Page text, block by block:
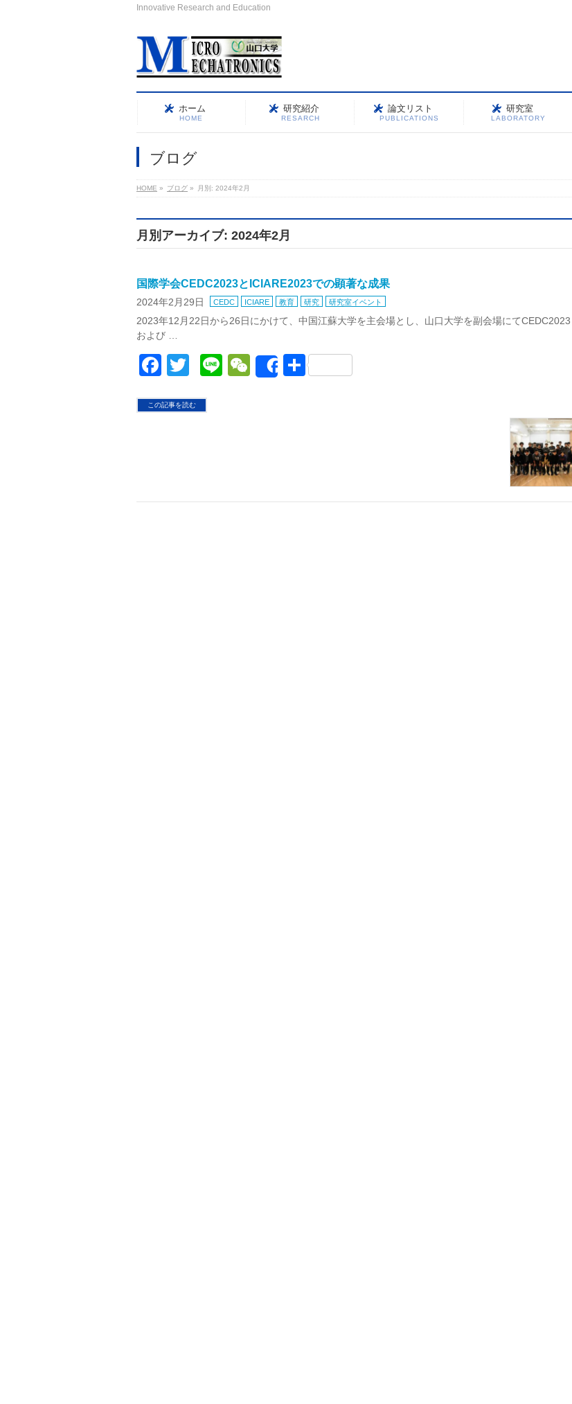
Innovative Research and Education
ホーム
HOME
研究紹介
RESARCH
論文リスト
PUBLICATIONS
研究室
LABORATORY
ブログ
HOME » ブログ » 月別: 2024年2月
月別アーカイブ: 2024年2月
国際学会CEDC2023とICIARE2023での顕著な成果
2024年2月29日 CEDC ICIARE 教育 研究 研究室イベント
2023年12月22日から26日にかけて、中国江蘇大学を主会場とし、山口大学を副会場にてCEDC2023
および …
Facebook
Twitter
LineWeChat
ShareShare
この記事を読む